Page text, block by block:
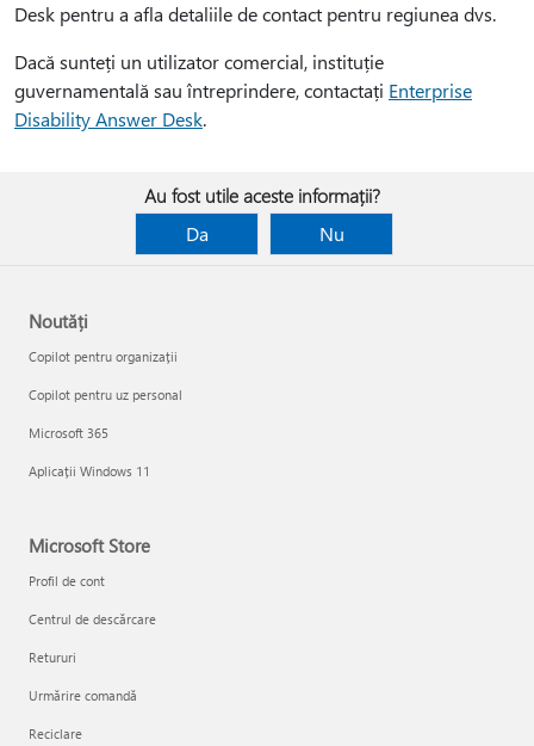
Desk pentru a afla detaliile de contact pentru regiunea dvs.
Dacă sunteți un utilizator comercial, instituție
guvernamentală sau întreprindere, contactați Enterprise
Disability Answer Desk.
Au fost utile aceste informații?
Da
Nu
Noutăți
Copilot pentru organizații
Copilot pentru uz personal
Microsoft 365
Aplicații Windows 11
Microsoft Store
Profil de cont
Centrul de descărcare
Retururi
Urmărire comandă
Reciclare